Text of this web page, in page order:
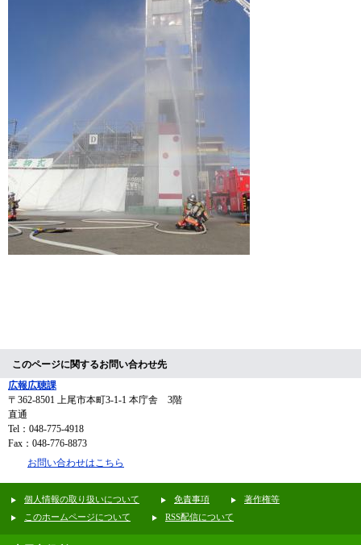
このページに関するお問い合わせ先
広報広聴課
〒362-8501
上尾市本町3-1-1 本庁舎 3階
直通
Tel：048-775-4918
Fax：048-776-8873
お問い合わせはこちら
個人情報の取り扱いについて 免責事項
著作権等
このホームページについて
RSS配信について